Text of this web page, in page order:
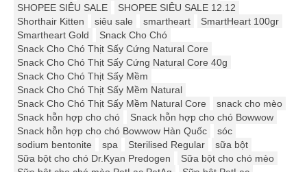
SHOPEE SIÊU SALE
SHOPEE SIÊU SALE 12.12
Shorthair Kitten
siêu sale smartheart
SmartHeart 100gr
Smartheart Gold
Snack Cho Chó
Snack Cho Chó Thịt Sấy Cứng Natural Core
Snack Cho Chó Thịt Sấy Cứng Natural Core 40g
Snack Cho Chó Thịt Sấy Mềm
Snack Cho Chó Thịt Sấy Mềm Natural
Snack Cho Chó Thịt Sấy Mềm Natural Core
snack cho mèo
Snack hỗn hợp cho chó
Snack hỗn hợp cho chó Bowwow
Snack hỗn hợp cho chó Bowwow Hàn Quốc
sóc
sodium bentonite
spa Sterilised Regular
sữa bột
Sữa bột cho chó Dr.Kyan Predogen
Sữa bột cho chó mèo